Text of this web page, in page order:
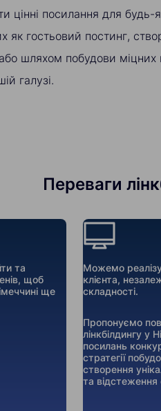
цінні посилання для будь-
як гостьовий постинг,
шляхом побудови міцних
галузі.
Переваги
та
щоб
ще
Можемо
клієнта,
складності.
Пропонуємо
лінкбілдингу у
посилань
стратегії
створення
та відстеження